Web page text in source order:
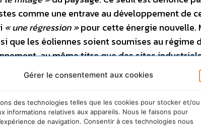
Gérer le consentement aux cookies
des technologies telles que les cookies pour stocker et/ou
informations relatives aux appareils. Nous le faisons pour
de navigation. Consentir à ces technologies nous
comme une entrave au développement de
« une régression »pour cette énergie nouvelle.
que les éoliennes soient soumises au régime
au même titre que des sites
un« éloignement minimal de 500 mètres »
Environnement parle d’une
« occasion
les avancées en faveur du
ici. – En ce qui concerne les trames vertes